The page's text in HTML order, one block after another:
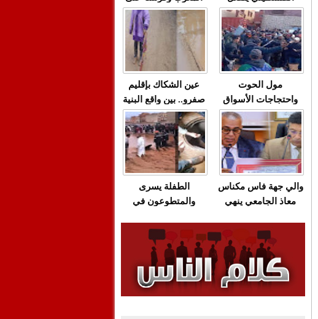
استعادة الكهرباء عقب
انقطاعه في شبه
الجزيرة الإيبيرية
ويهاجم حماس بألفاظ
قاسية على الهواء
عين الشكاك بإقليم
صفرو.. بين واقع البنية
التحتية المهترئة
والحملات الانتخابية
المبكرة(فيديو)
مول الحوت
واحتجاجات الأسواق
الأسبوعية/الاحتقان
الصامت والتراشق
بـ"الصناديق"/أخنوش
يرد بالصمت المريب
الطفلة يسرى
والمتطوعون في
وقنوات صرف صحي
تقتل والمحاسبة يجب
أن تطال المسؤولين
والي جهة فاس مكناس
معاذ الجامعي ينهي
والعمال مع شركة
سيتي باص + وثيقة
وفيديو